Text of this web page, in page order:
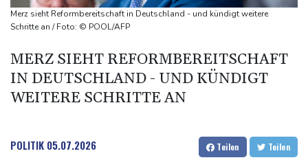
Kreise: Türkei will mit Pakistan und Saudi-Arabien
Verteidigungspakt schließen
Bundesanwaltschaft übernimmt Ermittlungen
Merz sieht Reformbereitschaft in Deutschland - und kündigt weitere
Schritte an / Foto: © POOL/AFP
MERZ SIEHT REFORMBEREITSCHAFT
IN DEUTSCHLAND - UND KÜNDIGT
WEITERE SCHRITTE AN
POLITIK 05.07.2026 Teilen Teilen